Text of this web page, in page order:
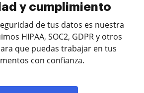
y cumplimiento
de tus datos es nuestra
HIPAA, SOC2, GDPR y otros
que puedas trabajar en tus
con confianza.